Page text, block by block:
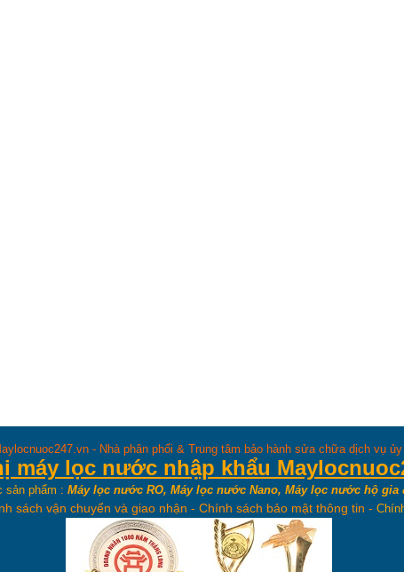
- Nhà phân phối & Trung tâm bảo hành sửa chữa dịch vụ
máy lọc nước nhập khẩu
sản phẩm : Máy lọc nước RO, Máy lọc nước Nano, Máy lọc nước hộ gia
sách vận chuyển và giao nhận - Chính sách bảo mật thông tin -